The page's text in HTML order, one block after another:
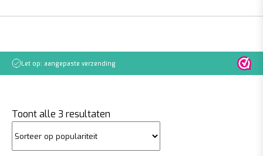
Let op: aangepaste verzending
Toont alle 3 resultaten
populariteit